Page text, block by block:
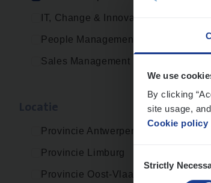
We use
By clicking
site usage,
Cookie policy
Selection
Strictly
IT, Change & Innovation
People Management
Sales Management
Provincie Antwerpen
Provincie Limburg
Provincie Oost-Vlaanderen